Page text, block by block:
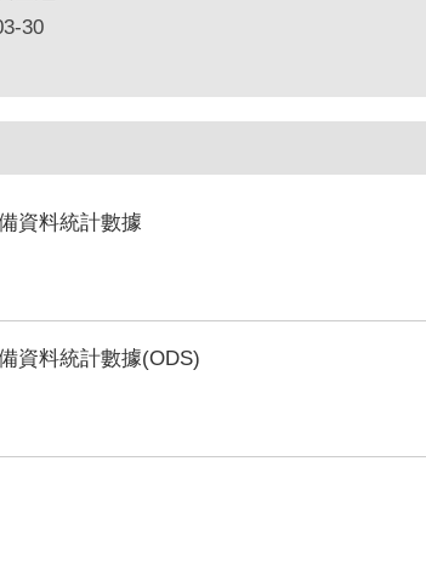
30
資料統計數據
資料統計數據(ODS)